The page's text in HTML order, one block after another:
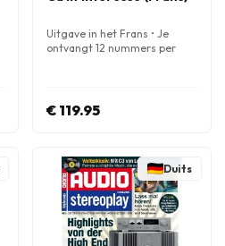
Uitgave in het Frans • Je
ontvangt 12 nummers per
€ 119.95
Duits